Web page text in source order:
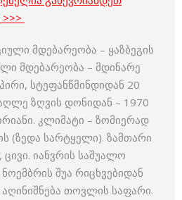
მდებარეობა – ყაზბეგის
მდებარეობა – მდინარე
სტეფანწმინდიდან 20
ზღვის დონიდან – 1970
კლიმატი – ზომიერად
(ზედა სარტყელი). ზამთარი
იანვრის საშუალო
შუა რიცხვებიდან
თოვლის საფარი.